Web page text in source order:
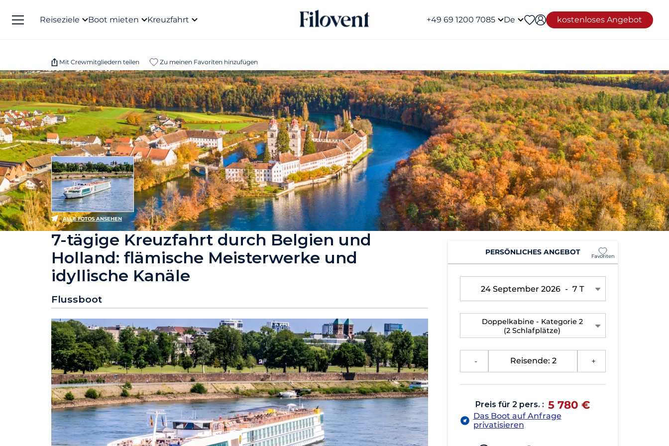
Reiseziele Boot mieten Kreuzfahrt +49 69 1200 7085 De kostenloses Angebot
Mit Crewmitgliedern teilen Zu meinen Favoriten hinzufügen
ALLE FOTOS ANSEHEN
7-tägige Kreuzfahrt durch Belgien und
Holland: flämische Meisterwerke und
idyllische Kanäle
Flussboot
PERSÖNLICHES ANGEBOT Favoriten
24 September 2026 - 7 T
Doppelkabine - Kategorie 2
(2 Schlafplätze)
Reisende: 2
Preis für 2 pers. : 5 780 €
Das Boot auf Anfrage
privatisieren